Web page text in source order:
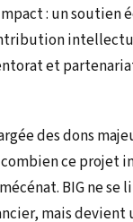
: un soutien
et
des dons
ce projet
BIG ne se
mais devient